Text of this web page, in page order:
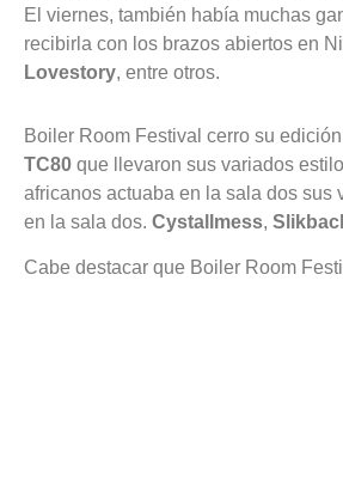
El viernes, también había muchas
recibirla con los brazos abiertos en
Lovestory, entre otros.
Boiler Room Festival cerro su
TC80 que llevaron sus variados
africanos actuaba en la sala dos sus
en la sala dos. Cystallmess,
Cabe destacar que Boiler Room